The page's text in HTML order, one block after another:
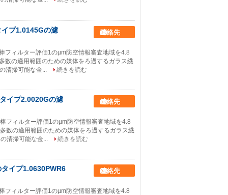
プ1.0145Gの濾 連絡先
ィルター評価1のµm防空情報審査地域を4.8
の適用範囲のための媒体をろ過するガラス繊
清掃可能な金...
続きを読む
イプ2.0020Gの濾 連絡先
ィルター評価1のµm防空情報審査地域を4.8
の適用範囲のための媒体をろ過するガラス繊
清掃可能な金...
続きを読む
イプ1.0630PWR6 連絡先
ィルター評価1のµm防空情報審査地域を4.8